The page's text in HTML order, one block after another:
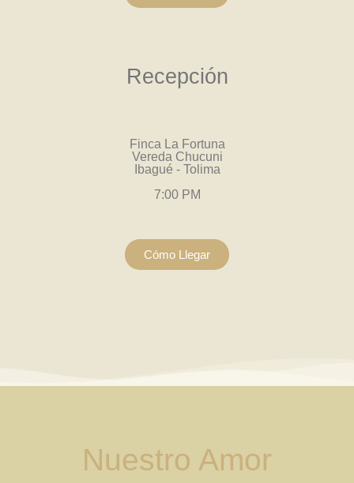
Recepción
Finca La Fortuna
Vereda Chucuni
Ibagué - Tolima
7:00 PM
Cómo Llegar
Nuestro Amor